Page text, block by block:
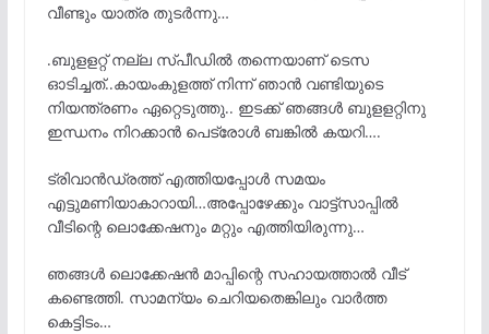
വീണ്ടും യാത്ര തുടർന്നു…
.ബുളളറ്റ് നല്ല സ്പീഡിൽ തന്നെയാണ് ടെസ
ഓടിച്ചത്..കായംകുളത്ത് നിന്ന് ഞാൻ വണ്ടിയുടെ
നിയന്ത്രണം ഏറ്റെടുത്തു.. ഇടക്ക് ഞങ്ങൾ ബുളളറ്റിനു
ഇന്ധനം നിറക്കാൻ പെട്രോൾ ബങ്കിൽ കയറി….
ട്രിവാൻഡ്രത്ത് എത്തിയപ്പോൾ സമയം
എട്ടുമണിയാകാറായി…അപ്പോഴേക്കും വാട്ട്സാപ്പിൽ
വീടിന്റെ ലൊക്കേഷനും മറ്റും എത്തിയിരുന്നു…
ഞങ്ങൾ ലൊക്കേഷൻ മാപ്പിന്റെ സഹായത്താൽ വീട്
കണ്ടെത്തി. സാമന്യം ചെറിയതെങ്കിലും വാർത്ത
കെട്ടിടം…